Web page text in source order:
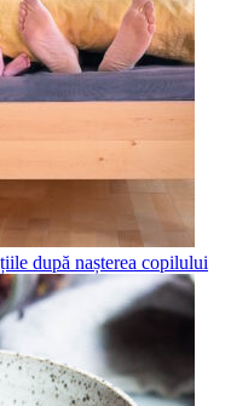
după nașterea copilului